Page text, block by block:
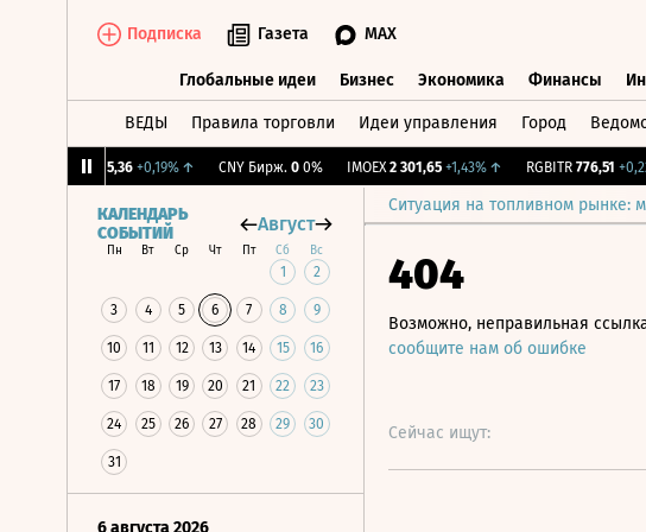
Подписка Газета MAX
Глобальные идеи Бизнес Экономика Финансы
ВЕДЫ Правила торговли Идеи управления Город
115,36 +0,19%↑ CNY Бирж. 0 0% IMOEX 2 301,65 +1,43%↑ RGBITR 776,51 +0,22%
Ситуация на топливном рынке:
КАЛЕНДАРЬ
СОБЫТИЙ
Август
Пн Вт Ср Чт Пт Сб Вс
1 2
3 4 5 6 7 8 9
10 11 12 13 14 15 16
17 18 19 20 21 22 23
24 25 26 27 28 29 30
31
6 августа 2026
404
Возможно, неправильная
сообщите нам об ошибке
Сейчас ищут: